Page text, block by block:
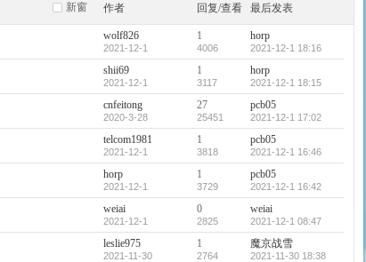
新窗 作者 回复/查看 最后发表
wolf826
2021-12-1
1
4006
horp
2021-12-1 18:16
shii69
2021-12-1
1
3117
horp
2021-12-1 18:15
cnfeitong
2020-3-28
27
25451
pcb05
2021-12-1 17:02
telcom1981
2021-12-1
1
3818
pcb05
2021-12-1 16:46
horp
2021-12-1
1
3729
pcb05
2021-12-1 16:42
weiai
2021-12-1
0
2825
weiai
2021-12-1 08:47
leslie975
2021-11-30
1
2764
魔京战雪
2021-11-30 18:38